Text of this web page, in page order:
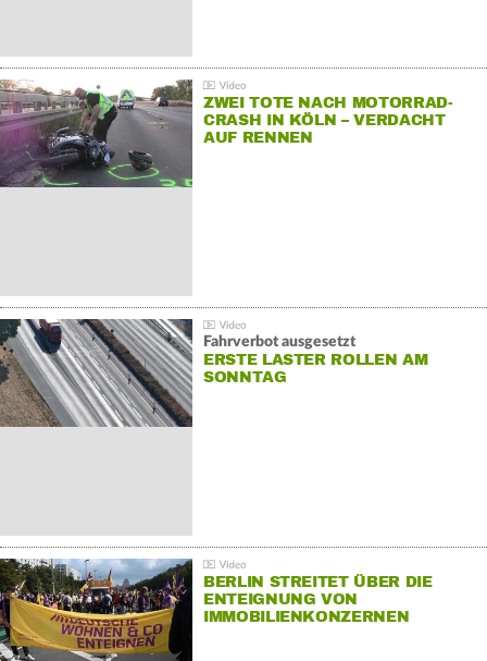
ZWEI TOTE NACH MOTORRAD-
CRASH IN KÖLN – VERDACHT
AUF RENNEN
Fahrverbot ausgesetzt
ERSTE LASTER ROLLEN AM
SONNTAG
BERLIN STREITET ÜBER DIE
ENTEIGNUNG VON
IMMOBILIENKONZERNEN